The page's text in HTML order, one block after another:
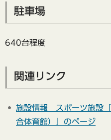
駐車場
640台程度
関連リンク
施設情報 スポーツ施設「
合体育館）
」のページ